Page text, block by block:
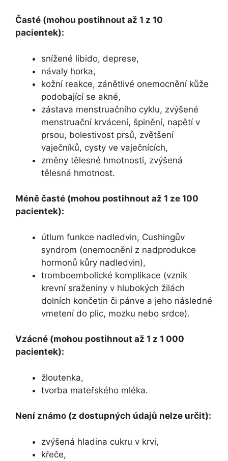
Časté (mohou postihnout až 1 z 10
pacientek):
snížené libido, deprese,
návaly horka,
kožní reakce, zánětlivé onemocnění kůže
podobající se akné,
zástava menstruačního cyklu, zvýšené
menstruační krvácení, špinění, napětí v
prsou, bolestivost prsů, zvětšení
vaječníků, cysty ve vaječnících,
změny tělesné hmotnosti, zvýšená
tělesná hmotnost.
Méně časté (mohou postihnout až 1 ze 100
pacientek):
útlum funkce nadledvin, Cushingův
syndrom (onemocnění z nadprodukce
hormonů kůry nadledvin),
tromboembolické komplikace (vznik
krevní sraženiny v hlubokých žilách
dolních končetin či pánve a jeho následné
vmetení do plic, mozku nebo srdce).
Vzácné (mohou postihnout až 1 z 1 000
pacientek):
žloutenka,
tvorba mateřského mléka.
Není známo (z dostupných údajů nelze určit):
zvýšená hladina cukru v krvi,
křeče,